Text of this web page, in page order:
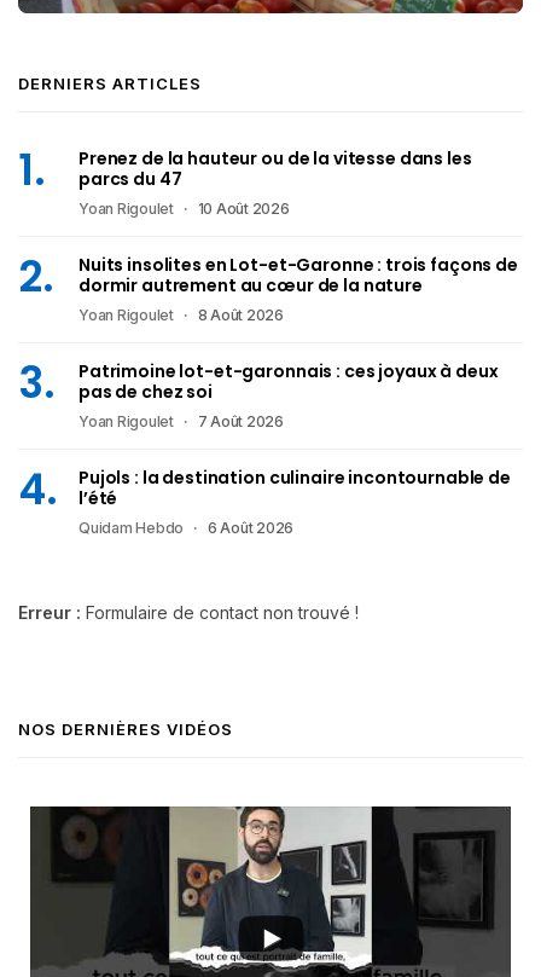
DERNIERS ARTICLES
Prenez de la hauteur ou de la vitesse dans les
parcs du 47
Yoan Rigoulet 10 Août 2026
Nuits insolites en Lot-et-Garonne : trois façons de
dormir autrement au cœur de la nature
Yoan Rigoulet 8 Août 2026
Patrimoine lot-et-garonnais : ces joyaux à deux
pas de chez soi
Yoan Rigoulet 7 Août 2026
Pujols : la destination culinaire incontournable de
l’été
Quidam Hebdo 6 Août 2026
Erreur : Formulaire de contact non trouvé !
NOS DERNIÈRES VIDÉOS